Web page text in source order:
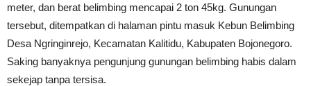
meter, dan berat belimbing mencapai 2 ton 45kg. Gunungan
tersebut, ditempatkan di halaman pintu masuk Kebun Belimbing
Desa Ngringinrejo, Kecamatan Kalitidu, Kabupaten Bojonegoro.
Saking banyaknya pengunjung gunungan belimbing habis dalam
sekejap tanpa tersisa.